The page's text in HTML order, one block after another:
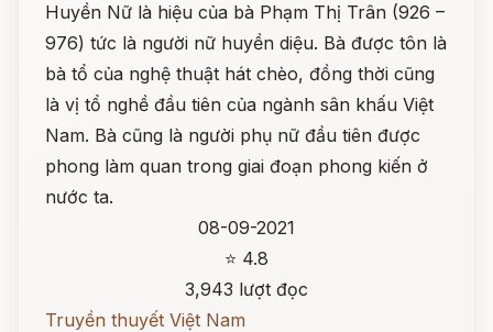
Huyền Nữ là hiệu của bà Phạm Thị Trân (926 –
976) tức là người nữ huyền diệu. Bà được tôn là
bà tổ của nghệ thuật hát chèo, đồng thời cũng
là vị tổ nghề đầu tiên của ngành sân khấu Việt
Nam. Bà cũng là người phụ nữ đầu tiên được
phong làm quan trong giai đoạn phong kiến ở
nước ta.
08-09-2021
⭐ 4.8
3,943 lượt đọc
Truyền thuyết Việt Nam